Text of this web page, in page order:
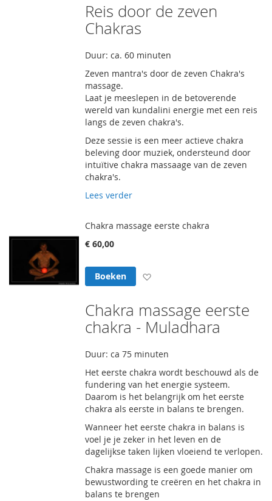
Reis door de zeven
Chakras
Duur: ca. 60 minuten
Zeven mantra's door de zeven Chakra's
massage.
Laat je meeslepen in de betoverende
wereld van kundalini energie met een reis
langs de zeven chakra's.
Deze sessie is een meer actieve chakra
beleving door muziek, ondersteund door
intuïtive chakra massaage van de zeven
chakra's.
Lees verder
Chakra massage eerste chakra
€ 60,00
Boeken
Chakra massage eerste
chakra - Muladhara
Duur: ca 75 minuten
Het eerste chakra wordt beschouwd als de
fundering van het energie systeem.
Daarom is het belangrijk om het eerste
chakra als eerste in balans te brengen.
Wanneer het eerste chakra in balans is
voel je je zeker in het leven en de
dagelijkse taken lijken vloeiend te verlopen.
Chakra massage is een goede manier om
bewustwording te creëren en het chakra in
balans te brengen